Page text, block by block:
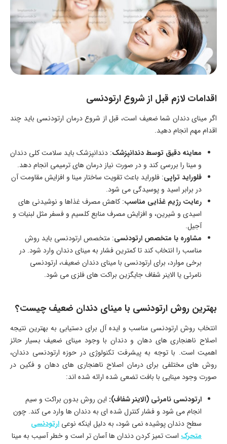
اقدامات لازم قبل از شروع ارتودنسی
اگر مینای دندان شما ضعیف است، قبل از شروع درمان ارتودنسی باید چند
اقدام مهم انجام دهید.
معاینه دقیق توسط دندانپزشک: دندانپزشک باید سلامت کلی دندان
و مينا را بررسی کند و در صورت نیاز درمان های ترمیمی انجام دهد.
فلوراید تراپی: فلوراید باعث تقویت ساختار مينا و افزایش مقاومت آن
در برابر اسید و پوسیدگی می شود.
رعایت رژیم غذایی مناسب: کاهش مصرف غذاها و نوشیدنی های
اسیدی و شیرین، و افزایش مصرف منابع کلسیم و فسفر مثل لبنیات و
آجیل.
مشاوره با متخصص ارتودنسی: متخصص ارتودنسی باید روش
مناسب را انتخاب کند تا کمترین فشار به مينای دندان وارد شود. در
برخی موارد، برای ارتودنسی با مینای دندان ضعیف، ارتودنسی
نامرئی یا الاینر شفاف جایگزین براکت های فلزی می شود.
بهترین روش ارتودنسی با مینای دندان ضعیف چیست؟
انتخاب روش ارتودنسی مناسب و ایده آل برای دستیابی به بهترین نتیجه
اصلاح ناهنجاری های دهان و دندان با وجود مینای ضعیف بسیار حائز
اهمیت است. با توجه به پیشرفت تکنولوژی در حوزه ارتودنسی دندان،
روش های مختلفی برای درمان اصلاح ناهنجاری های دهان و فکین در
صورت وجود مینایی با بافت تضعی شده ارائه شده اند:
ارتودنسی نامرئی (الاینر شفاف): این روش بدون براکت و سیم
انجام می شود و فشار کنترل شده ای به دندان ها وارد می کند. چون
سطح دندان پوشیده نمی شود، به دلیل اینکه نوعی ارتودنسی
متحرک است تمیز کردن دندان ها آسان تر است و خطر آسیب به مينا